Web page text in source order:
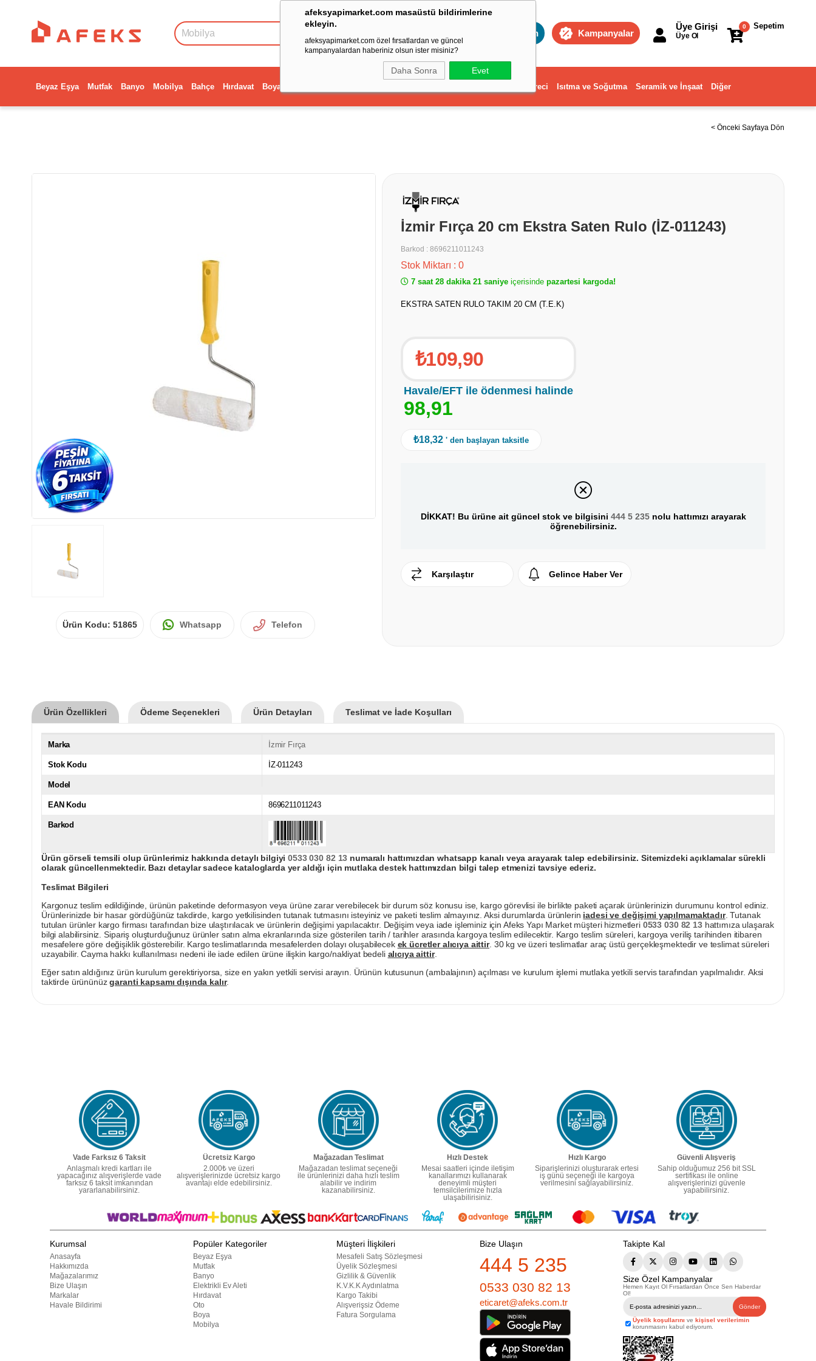
afeksyapimarket.com masaüstü bildirimlerine
ekleyin.
afeksyapimarket.com özel fırsatlardan ve güncel
kampanyalardan haberiniz olsun ister misiniz?
Daha Sonra Evet
Toptan Kampanyalar
Sepetim
0
Üye Girişi
Üye Ol
Beyaz Eşya Mutfak Banyo Mobilya Bahçe Hırdavat Boya Dekorasyon ve Ev Gereci Isıtma ve Soğutma Seramik ve İnşaat Diğer
< Önceki Sayfaya Dön
Ürün Kodu: 51865 Whatsapp Telefon
İzmir Fırça 20 cm Ekstra Saten Rulo (İZ-011243)
Barkod : 8696211011243
Stok Miktarı : 0
7 saat 28 dakika 20 saniye içerisinde pazartesi kargoda!
EKSTRA SATEN RULO TAKIM 20 CM (T.E.K)
₺109,90
Havale/EFT ile ödenmesi halinde
98,91
₺18,32 ' den başlayan taksitle
DİKKAT! Bu ürüne ait güncel stok ve bilgisini 444 5 235nolu hattımızı arayarak
öğrenebilirsiniz.
Karşılaştır Gelince Haber Ver
Ürün Özellikleri Ödeme Seçenekleri Ürün Detayları Teslimat ve İade Koşulları
Marka İzmir Fırça
Stok Kodu İZ-011243
Model
EAN Kodu 8696211011243
Barkod
Ürün görseli temsili olup ürünlerimiz hakkında detaylı bilgiyi0533 030 82 13 numaralı hattımızdan whatsapp kanalı veya arayarak talep edebilirsiniz. Sitemizdeki açıklamalar sürekli
olarak güncellenmektedir. Bazı detaylar sadece kataloglarda yer aldığı için mutlaka destek hattımızdan bilgi talep etmenizi tavsiye ederiz.
Teslimat Bilgileri
Kargonuz teslim edildiğinde, ürünün paketinde deformasyon veya ürüne zarar verebilecek bir durum söz konusu ise, kargo görevlisi ile birlikte paketi açarak ürünlerinizin durumunu kontrol ediniz.
Ürünlerinizde bir hasar gördüğünüz takdirde, kargo yetkilisinden tutanak tutmasını isteyiniz ve paketi teslim almayınız. Aksi durumlarda ürünlerin iadesi ve değişimi yapılmamaktadır. Tutanak
tutulan ürünler kargo firması tarafından bize ulaştırılacak ve ürünlerin değişimi yapılacaktır. Değişim veya iade işleminiz için Afeks Yapı Market müşteri hizmetleri 0533 030 82 13hattımıza ulaşarak
bilgi alabilirsiniz. Sipariş oluşturduğunuz ürünler satın alma ekranlarında size gösterilen tarih / tarihler arasında kargoya teslim edilecektir. Kargo teslim süreleri, kargoya veriliş tarihinden itibaren
mesafelere göre değişiklik gösterebilir. Kargo teslimatlarında mesafelerden dolayı oluşabilecek ek ücretler alıcıya aittir. 30 kg ve üzeri teslimatlar araç üstü gerçekleşmektedir ve teslimat süreleri
uzayabilir. Cayma hakkı kullanılması nedeni ile iade edilen ürüne ilişkin kargo/nakliyat bedeli alıcıya aittir.
Eğer satın aldığınız ürün kurulum gerektiriyorsa, size en yakın yetkili servisi arayın. Ürünün kutusunun (ambalajının) açılması ve kurulum işlemi mutlaka yetkili servis tarafından yapılmalıdır. Aksi
taktirde ürününüzgaranti kapsamı dışında kalır.
Vade Farksız 6 Taksit
Anlaşmalı kredi kartları ile
yapacağınız alışverişlerde vade
farksız 6 taksit imkanından
yararlanabilirsiniz.
Ücretsiz Kargo
2.000₺ ve üzeri
alışverişlerinizde ücretsiz kargo
avantajı elde edebilirsiniz.
Mağazadan Teslimat
Mağazadan teslimat seçeneği
ile ürünlerinizi daha hızlı teslim
alabilir ve indirim
kazanabilirsiniz.
Hızlı Destek
Mesai saatleri içinde iletişim
kanallarımızı kullanarak
deneyimli müşteri
temsilcilerimize hızla
ulaşabilirisiniz.
Hızlı Kargo
Siparişlerinizi oluşturarak ertesi
iş günü seçeneği ile kargoya
verilmesini sağlayabilirsiniz.
Güvenli Alışveriş
Sahip olduğumuz 256 bit SSL
sertifikası ile online
alışverişlerinizi güvenle
yapabilirsiniz.
Kurumsal
Anasayfa
Hakkımızda
Mağazalarımız
Bize Ulaşın
Markalar
Havale Bildirimi
Popüler Kategoriler
Beyaz Eşya
Mutfak
Banyo
Elektrikli Ev Aleti
Hırdavat
Oto
Boya
Mobilya
Müşteri İlişkileri
Mesafeli Satış Sözleşmesi
Üyelik Sözleşmesi
Gizlilik & Güvenlik
K.V.K.K Aydınlatma
Kargo Takibi
Alışverişsiz Ödeme
Fatura Sorgulama
Bize Ulaşın
444 5 235
0533 030 82 13
eticaret@afeks.com.tr
Takipte Kal
Size Özel Kampanyalar
Hemen Kayıt Ol Fırsatlardan Önce Sen Haberdar
Ol!
Gönder
Üyelik koşullarını ve kişisel verilerimin
korunmasını kabul ediyorum.